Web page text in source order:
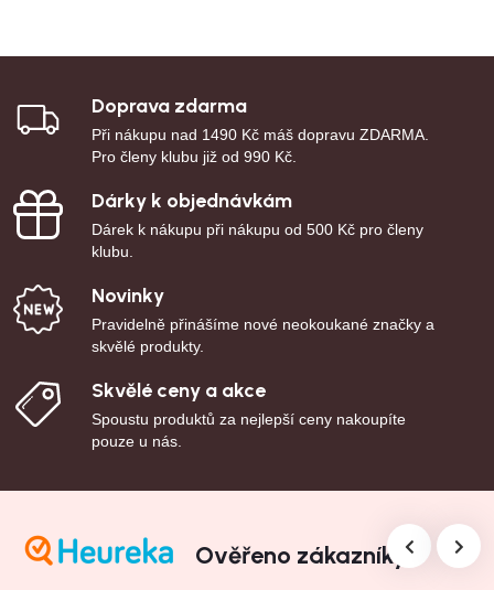
Doprava zdarma
Při nákupu nad 1490 Kč máš dopravu ZDARMA.
Pro členy klubu již od 990 Kč.
Dárky k objednávkám
Dárek k nákupu při nákupu od 500 Kč pro členy
klubu.
Novinky
Pravidelně přinášíme nové neokoukané značky a
skvělé produkty.
Skvělé ceny a akce
Spoustu produktů za nejlepší ceny nakoupíte
pouze u nás.
Ověřeno zákazníky